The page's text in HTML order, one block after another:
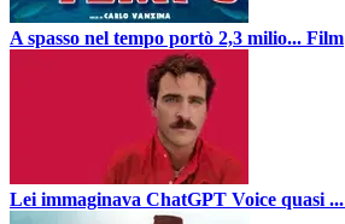
A spasso nel tempo portò 2,3 milio... Film
Lei immaginava ChatGPT Voice quasi ...